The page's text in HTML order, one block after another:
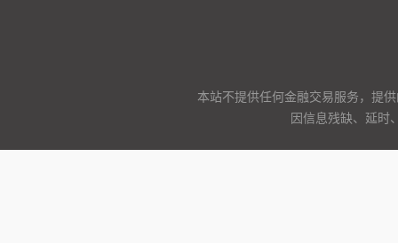
本站不提供任何金融交易服务，提
因信息残缺、延时